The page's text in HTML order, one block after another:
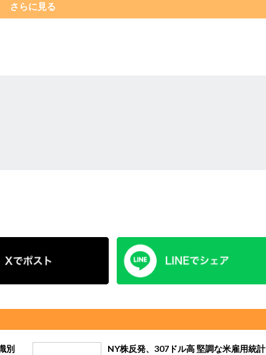
さらに見る
別
NY株反発、307ドル高 堅調な米雇用統計